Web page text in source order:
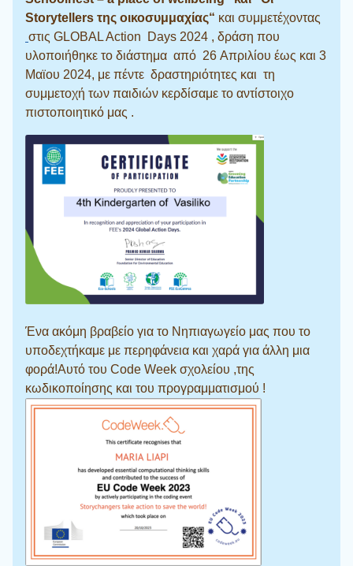
Storytellers της οικοσυμμαχίας“ και συμμετέχοντας
στις GLOBAL Action Days 2024 , δράση που
υλοποιήθηκε το διάστημα από 26 Aπριλίου έως και 3
Μαϊου 2024, με πέντε δραστηριότητες και τη
συμμετοχή των παιδιών κερδίσαμε το αντίστοιχο
πιστοποιητικό μας .
Ένα ακόμη βραβείο για το Νηπιαγωγείο μας που το
υποδεχτήκαμε με περηφάνεια και χαρά για άλλη μια
φορά!Αυτό του Code Week σχολείου ,της
κωδικοποίησης και του προγραμματισμού !